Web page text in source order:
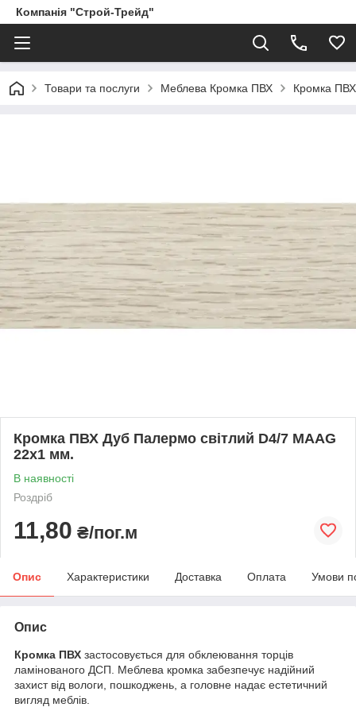
Компанія "Строй-Трейд"
Товари та послуги Меблева Кромка ПВХ Кромка
Кромка ПВХ Дуб Палермо світлий D4/7 MAAG
22х1 мм.
В наявності
Роздріб
11,80 ₴/пог.м
Опис Характеристики Доставка Оплата Умови
Опис
Кромка ПВХ застосовується для обклеювання торців
ламінованого ДСП. Меблева кромка забезпечує надійний
захист від вологи, пошкоджень, а головне надає естетичний
вигляд меблів.